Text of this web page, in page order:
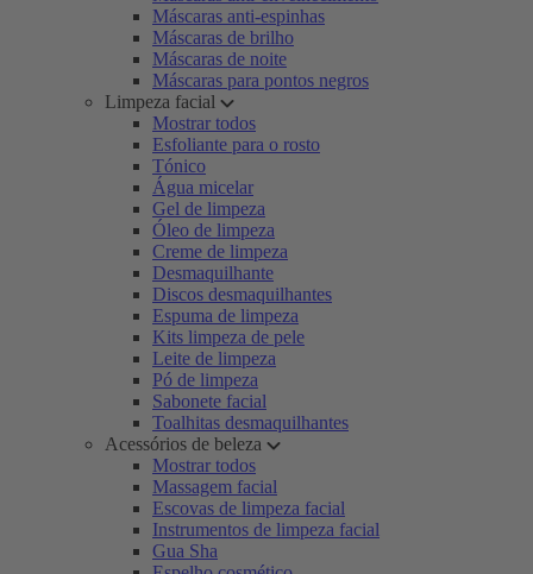
Máscaras anti-espinhas
Máscaras de brilho
Máscaras de noite
Máscaras para pontos negros
Limpeza facial
Mostrar todos
Esfoliante para o rosto
Tónico
Água micelar
Gel de limpeza
Óleo de limpeza
Creme de limpeza
Desmaquilhante
Discos desmaquilhantes
Espuma de limpeza
Kits limpeza de pele
Leite de limpeza
Pó de limpeza
Sabonete facial
Toalhitas desmaquilhantes
Acessórios de beleza
Mostrar todos
Massagem facial
Escovas de limpeza facial
Instrumentos de limpeza facial
Gua Sha